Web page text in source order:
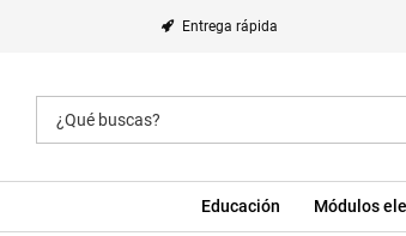
Entrega rápida
Educación Módulos